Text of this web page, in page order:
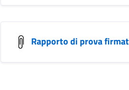
Rapporto di prova